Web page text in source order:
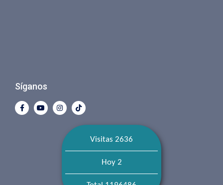
Síganos
Visitas 2636
Hoy 2